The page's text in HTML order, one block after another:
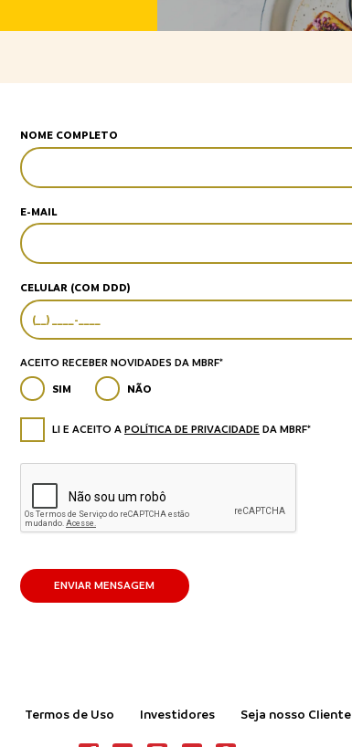
NOME COMPLETO
E-MAIL
CELULAR (COM DDD)
ACEITO RECEBER NOVIDADES DA MBRF*
SIM NÃO
LI E ACEITO A POLÍTICA DE PRIVACIDADE DA MBRF*
ENVIAR MENSAGEM
Termos de Uso Investidores Seja nosso Cliente